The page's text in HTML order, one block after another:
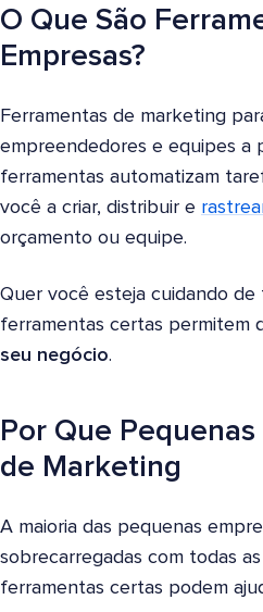
O Que São
Empresas?
Ferramentas de marketing
empreendedores e equipes a
ferramentas automatizam
você a criar, distribuir e
orçamento ou equipe.
Quer você esteja cuidando
ferramentas certas permitem
seu negócio.
Por Que
de Marketing
A maioria das pequenas
sobrecarregadas com todas
ferramentas certas podem